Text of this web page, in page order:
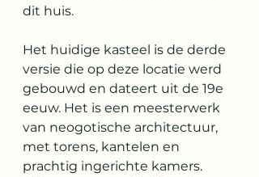
dit huis.
Het huidige kasteel is de derde
versie die op deze locatie werd
gebouwd en dateert uit de 19e
eeuw. Het is een meesterwerk
van neogotische architectuur,
met torens, kantelen en
prachtig ingerichte kamers.